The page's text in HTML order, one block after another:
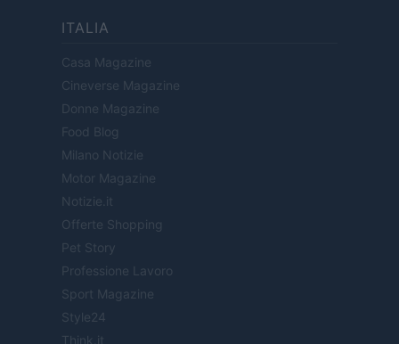
ITALIA
Casa Magazine
Cineverse Magazine
Donne Magazine
Food Blog
Milano Notizie
Motor Magazine
Notizie.it
Offerte Shopping
Pet Story
Professione Lavoro
Sport Magazine
Style24
Think.it